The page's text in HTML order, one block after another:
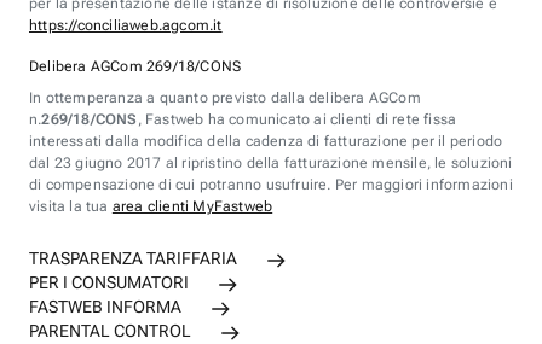
per la presentazione delle istanze di risoluzione delle controversie è
https://conciliaweb.agcom.it
Delibera AGCom 269/18/CONS
In ottemperanza a quanto previsto dalla delibera AGCom
n.269/18/CONS , Fastweb ha comunicato ai clienti di rete fissa
interessati dalla modifica della cadenza di fatturazione per il periodo
dal 23 giugno 2017 al ripristino della fatturazione mensile, le soluzioni
di compensazione di cui potranno usufruire. Per maggiori informazioni
visita la tua area clienti MyFastweb
TRASPARENZA TARIFFARIA
PER I CONSUMATORI
FASTWEB INFORMA
PARENTAL CONTROL